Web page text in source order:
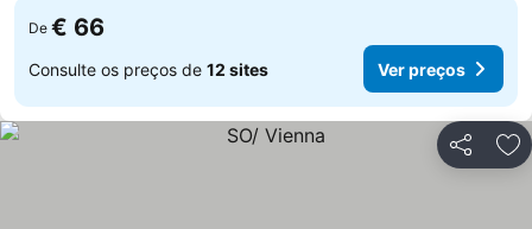
De € 66
Consulte os preços de 12 sites Ver preços
Partilhar